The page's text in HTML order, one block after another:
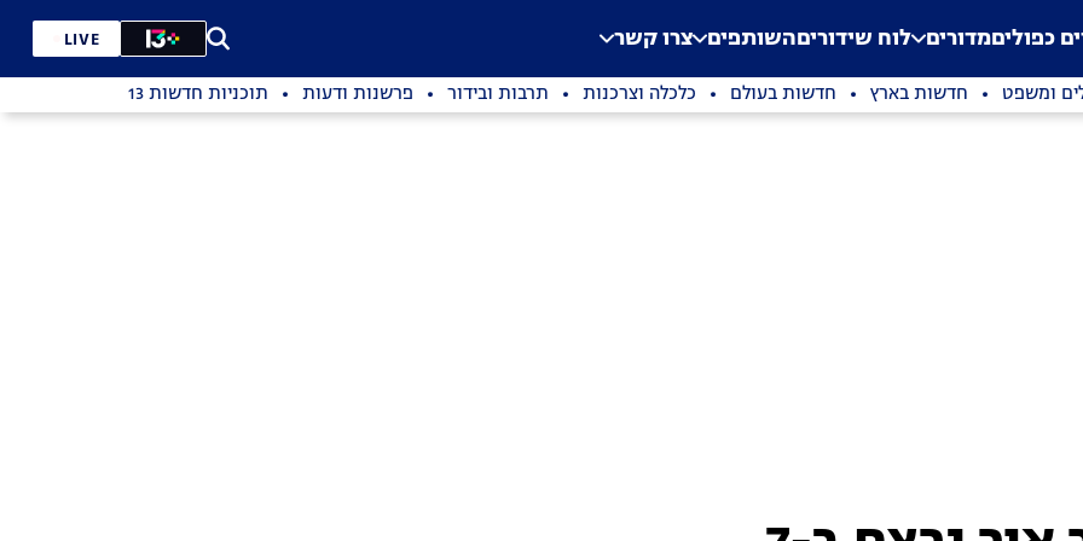
Application error: a
. כפוליםמדורים לוח שידוריםהשותפים צרו קשר LIVE
ומשפט חדשות בארץ חדשות בעולם כלכלה וצרכנות תרבות ובידור פרשנות ודעות תוכניות חדשות 13